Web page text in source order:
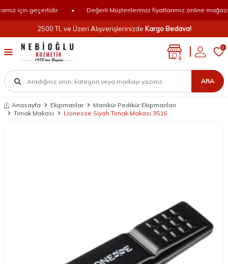
için geçerlidir. Değerli Müşterilerimiz fiyatlarımız online
2500 TL ve Üzeri Alışverişlerinizde Kargo Bedava!
ARA
0
0
Anasayfa Ekipmanlar
Manikür Pedikür Ekipmanları
Tırnak Makası
Lionesse Siyah Tırnak Makası 3516